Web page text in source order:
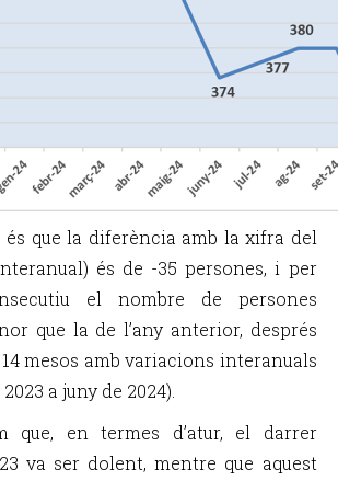
que la diferència amb la xifra del
és de -35 persones, i per
el nombre de persones
que la de l’any anterior, després
14 mesos amb variacions interanuals
a juny de 2024).
que, en termes d’atur, el darrer
va ser dolent, mentre que aquest